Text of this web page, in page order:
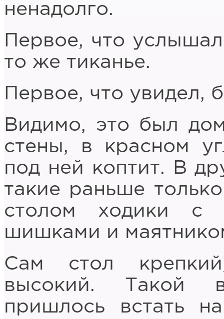
ненадолго.
Первое, что
то же тиканье.
Первое, что увидел,
Видимо, это был
стены, в красном
под ней коптит. В
такие раньше
столом ходики с
шишками и
Сам стол
высокий. Такой
пришлось встать